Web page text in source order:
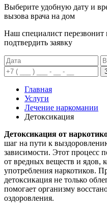
Выберите удобную дату и
вызова врача на дом
Наш специалист перезвонит
подтвердить заявку
Главная
Услуги
Лечение наркомании
Детоксикация
Детоксикация от
шаг на пути к
зависимости. Этот процесс
от вредных веществ и ядов,
употребления наркотиков.
детоксикация не только
помогает организму
оздоровления.